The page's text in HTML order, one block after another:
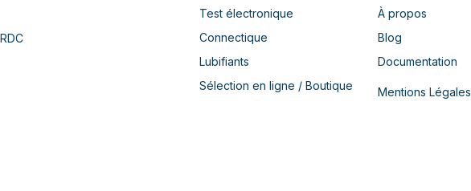
Test électronique
Connectique
Lubifiants
Sélection en ligne / Boutique
À propos
Blog
Documentation
Mentions Légales